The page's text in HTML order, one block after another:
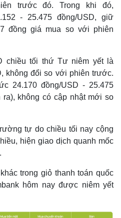
trước đó. Trong khi đó,
- 25.475 đồng/USD, giữ
đồng giá mua so với phiên
chiều tối thứ Tư niêm yết là
không đổi so với phiên trước.
24.170 đồng/USD - 25.475
không có cập nhật mới so
tự do chiều tối nay cộng
hiện giao dịch quanh mốc
trong giỏ thanh toán quốc
hôm nay được niêm yết